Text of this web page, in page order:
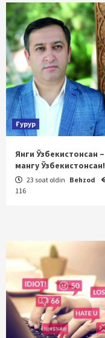
Ғурур
Янги Ўзбекистонсан –
мангу Ўзбекистонсан!
23 soat oldin Behzod
116